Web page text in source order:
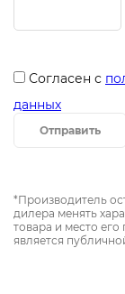
Согласен с
данных
Отправить
*Производитель
дилера менять
товара и место
является